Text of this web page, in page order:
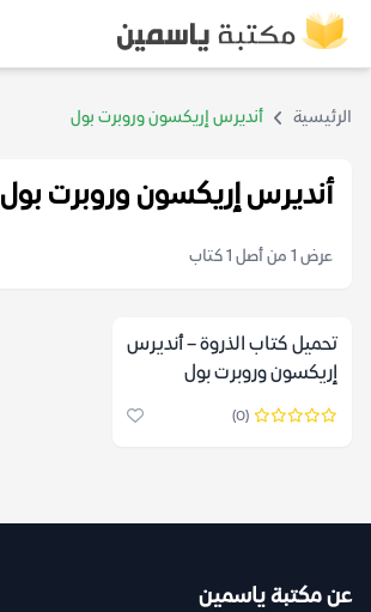
الرئيسية أنديرس إريكسون وروبرت بول
أنديرس إريكسون وروبرت بول
عرض 1 من أصل 1 كتاب
تحميل كتاب الذروة – أنديرس
إريكسون وروبرت بول
(0)
عن مكتبة ياسمين